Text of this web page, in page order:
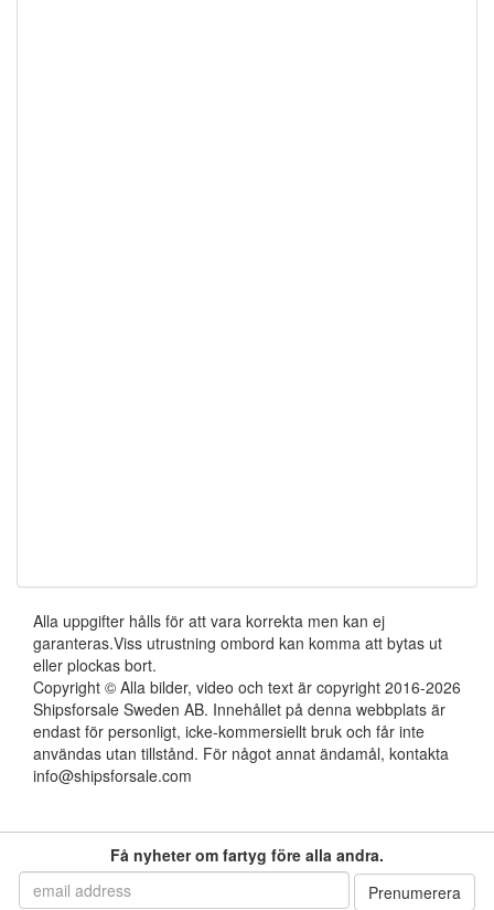
Alla uppgifter hålls för att vara korrekta men kan ej
garanteras.Viss utrustning ombord kan komma att bytas ut
eller plockas bort.
Copyright © Alla bilder, video och text är copyright 2016-2026
Shipsforsale Sweden AB. Innehållet på denna webbplats är
endast för personligt, icke-kommersiellt bruk och får inte
användas utan tillstånd. För något annat ändamål, kontakta
info@shipsforsale.com
Få nyheter om fartyg före alla andra.